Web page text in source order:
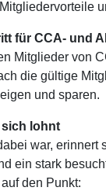
für CCA- und
Mitglieder von
die gültige
und sparen.
sich lohnt
war, erinnert
ein stark
den Punkt: